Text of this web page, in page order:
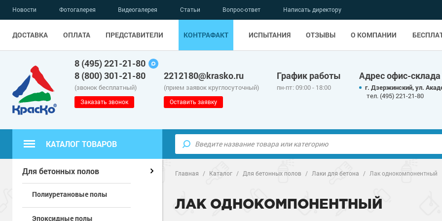
Новости Фотогалерея Видеогалерея Статьи Вопрос-ответ Написать директору
ДОСТАВКА ОПЛАТА ПРЕДСТАВИТЕЛИ КОНТРАФАКТ ИСПЫТАНИЯ ОТЗЫВЫ О КОМПАНИИ
8 (495) 221-21-80
8 (800) 301-21-80
(звонок бесплатный)
Заказать звонок
2212180@krasko.ru
(прием заявок круглосуточный)
Оставить заявку
График работы
пн-пт: 09:00 - 18:00
Адрес офис-
г. Дзержинский, ул.
тел. (495) 221-21-80
КАТАЛОГ ТОВАРОВ
Полимерные наливные полы Полиуретановые полы
Для бетонных полов
Главная / Каталог / Для бетонных полов / Лаки для бетона / Лак однокомпонентный
ЛАК ОДНОКОМПОНЕНТНЫЙ
Для бетонных полов
Полиуретановые полы
Эпоксидные полы